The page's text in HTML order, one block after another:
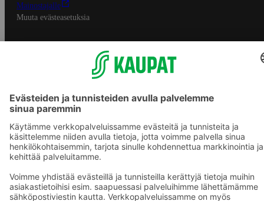
Mainostajalle
Muuta evästeasetuksia
S-ryhmän palvelut
S-ryhmä
Asiakasomistajuus
Yhteishyvä Ruoka -sovellus
S-ostoslista -sovellus
Prisma.fi
Sokos.fi
S-Pankki
Yhteishyvä